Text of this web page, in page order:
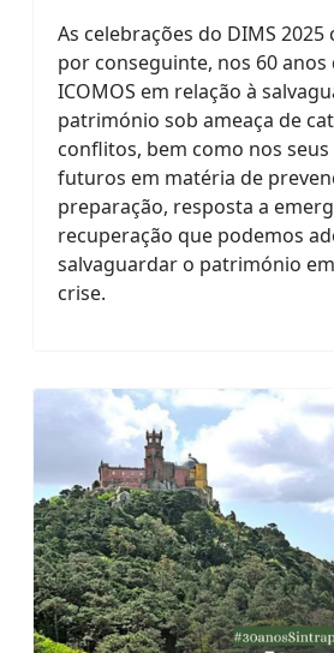
As celebrações do DIMS 2025
por conseguinte, nos 60 anos
ICOMOS em relação à
património sob ameaça de
conflitos, bem como nos
futuros em matéria de
preparação, resposta a
recuperação que podemos
salvaguardar o património
crise.